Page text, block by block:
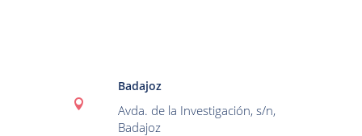

Badajoz
Avda. de la Investigación, s/n,
Badajoz